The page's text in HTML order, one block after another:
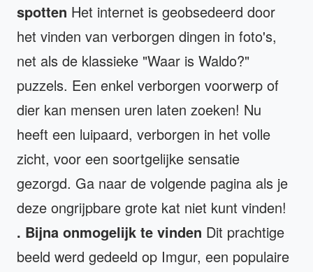
spotten Het internet is geobsedeerd door
het vinden van verborgen dingen in foto's,
net als de klassieke "Waar is Waldo?"
puzzels. Een enkel verborgen voorwerp of
dier kan mensen uren laten zoeken! Nu
heeft een luipaard, verborgen in het volle
zicht, voor een soortgelijke sensatie
gezorgd. Ga naar de volgende pagina als je
deze ongrijpbare grote kat niet kunt vinden!
. Bijna onmogelijk te vinden Dit prachtige
beeld werd gedeeld op Imgur, een populaire